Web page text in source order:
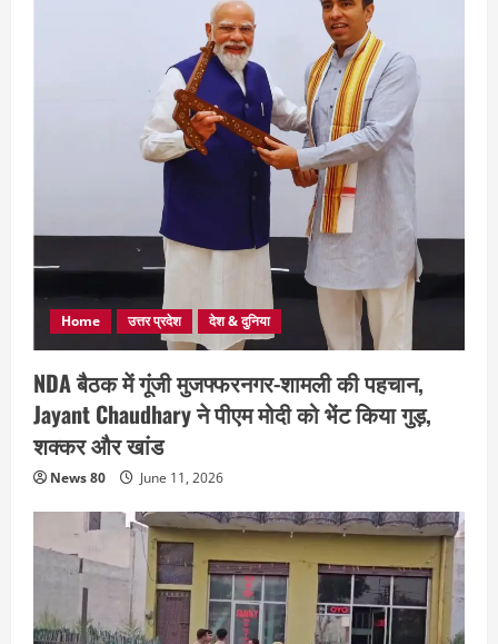
Home उत्तर प्रदेश देश & दुनिया
NDA बैठक में गूंजी मुजफ्फरनगर-शामली की पहचान,
Jayant Chaudhary ने पीएम मोदी को भेंट किया गुड़,
शक्कर और खांड
News 80 June 11, 2026